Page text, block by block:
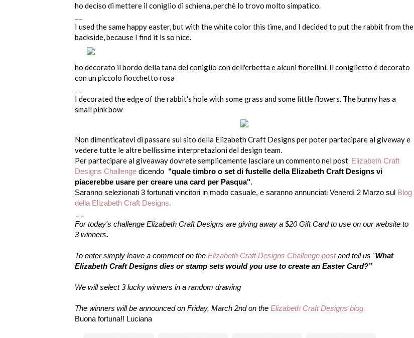
ho deciso di mettere il coniglio di schiena, perchè lo trovo molto simpatico.
I used the same happy easter, but with the white color this time, and I decided to put the rabbit from the
backside, because I find it is so nice.
ho decorato il bordo della tana del coniglio con dell'erbetta e alcuni fiorellini. Il coniglietto è decorato
con un piccolo fiocchetto rosa
I decorated the edge of the rabbit's hole with some grass and some little flowers. The bunny has a
small pink bow
Non dimenticatevi di passare sul sito della Elizabeth Craft Designs per poter partecipare al giveway e
vedere tutte le altre bellissime interpretazioni del design team.
Per partecipare al giveaway dovrete semplicemente lasciare un commento nel post Elizabeth Craft
Designs Challenge dicendo "quale timbro o set di fustelle della Elizabeth Craft Designs vi
piacerebbe usare per creare una card per Pasqua".
Saranno selezionati 3 fortunati vincitori in modo casuale, e saranno annunciati Venerdì 2 Marzo sul Blog
della Elizabeth Craft Designs.
For today's challenge Elizabeth Craft Designs are giving away a $20 Gift Card to use on our website to
3 winners.
To enter simply leave a comment on the Elizabeth Craft Designs Challenge post and tell us "What
Elizabeth Craft Designs dies or stamp sets would you use to create an Easter Card?”
We will select 3 lucky winners in a random drawing
The winners will be announced on Friday, March 2nd on the Elizabeth Craft Designs blog.
Buona fortuna!! Luciana